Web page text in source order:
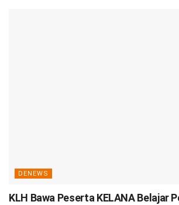
DENEWS
KLH Bawa Peserta KELANA Belajar